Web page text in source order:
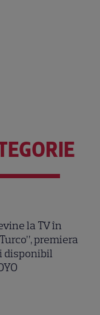
la TV în
premiera
disponibil